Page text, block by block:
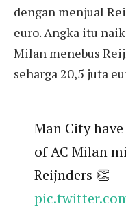
dengan menjual
euro. Angka itu
Milan menebus
seharga 20,5 juta
Man City
of AC Milan
Reijnders 👏